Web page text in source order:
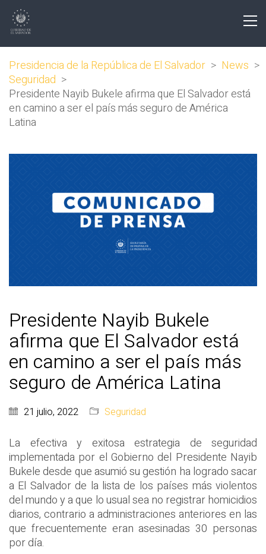
Presidencia de la República de El Salvador > News >
Seguridad >
Presidente Nayib Bukele afirma que El Salvador está
en camino a ser el país más seguro de América
Latina
Presidente Nayib Bukele
afirma que El Salvador está
en camino a ser el país más
seguro de América Latina
21 julio, 2022 Seguridad
La efectiva y exitosa estrategia de seguridad
implementada por el Gobierno del Presidente Nayib
Bukele desde que asumió su gestión ha logrado sacar
a El Salvador de la lista de los países más violentos
del mundo y a que lo usual sea no registrar homicidios
diarios, contrario a administraciones anteriores en las
que frecuentemente eran asesinadas 30 personas
por día.